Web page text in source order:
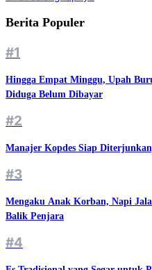
Berita Populer
#1
Hingga Empat Minggu, Upah
Diduga Belum Dibayar
#2
Manajer Kopdes Siap
#3
Mengaku Anak Korban, Napi
Balik Penjara
#4